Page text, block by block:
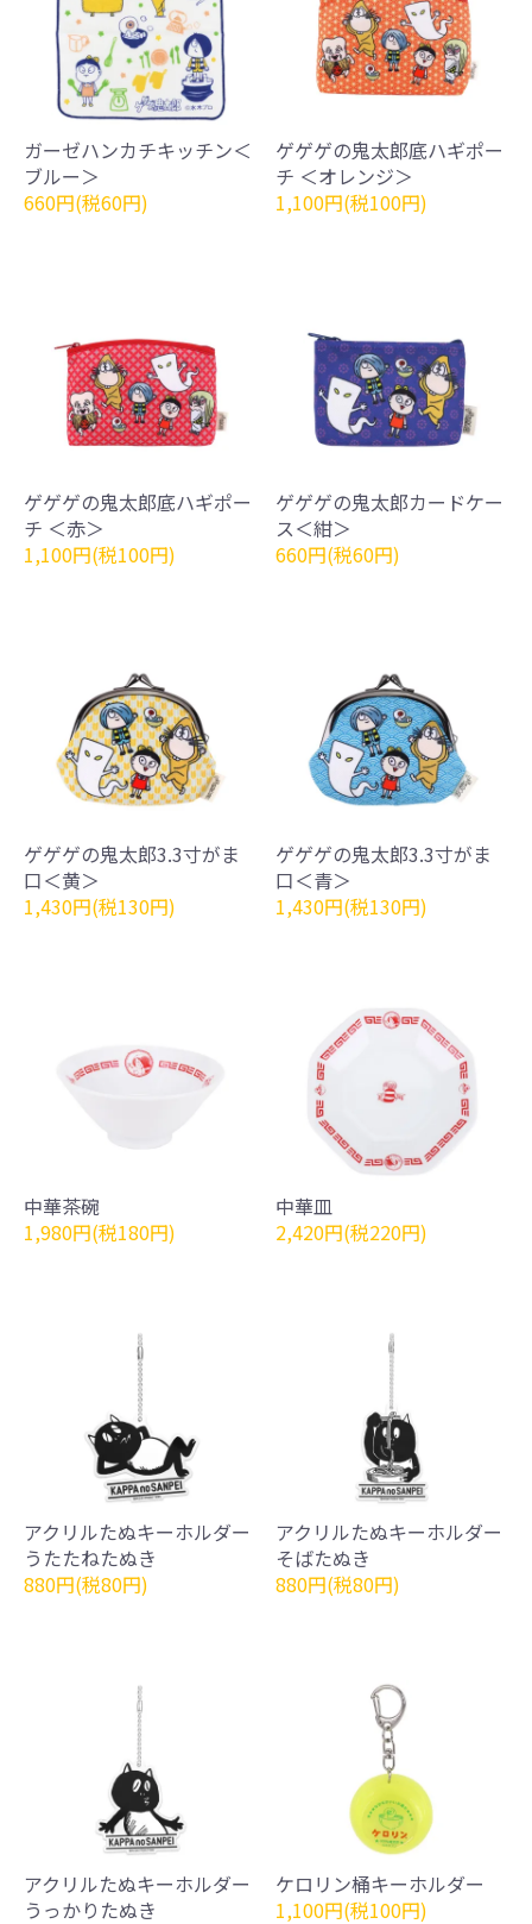
ガーゼハンカチキッチン＜
ブルー＞
660円(税60円)
ゲゲゲの鬼太郎底ハギポー
チ ＜オレンジ＞
1,100円(税100円)
ゲゲゲの鬼太郎底ハギポー
チ ＜赤＞
1,100円(税100円)
ゲゲゲの鬼太郎カードケー
ス＜紺＞
660円(税60円)
ゲゲゲの鬼太郎3.3寸がま
口＜黄＞
1,430円(税130円)
ゲゲゲの鬼太郎3.3寸がま
口＜青＞
1,430円(税130円)
中華茶碗
1,980円(税180円)
中華皿
2,420円(税220円)
アクリルたぬキーホルダー
うたたねたぬき
880円(税80円)
アクリルたぬキーホルダー
そばたぬき
880円(税80円)
アクリルたぬキーホルダー
うっかりたぬき
ケロリン桶キーホルダー
1,100円(税100円)